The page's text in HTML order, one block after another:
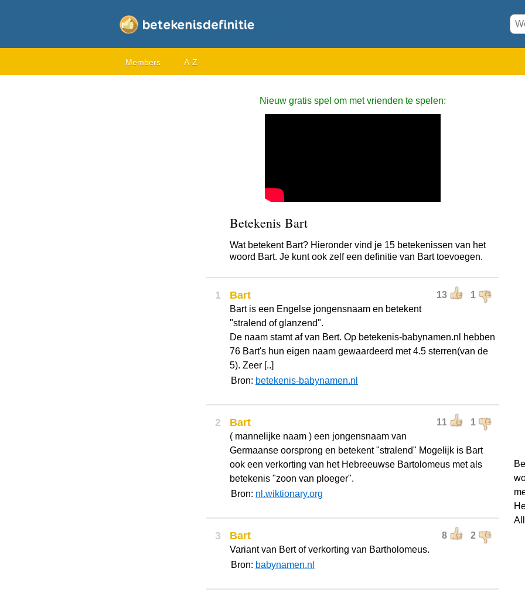
Members A-Z
Nieuw gratis spel om met vrienden te spelen:
Betekenis Bart
Wat betekent Bart? Hieronder vind je 15 betekenissen van het
woord Bart. Je kunt ook zelf een definitie van Bart toevoegen.
1 13 1
Bart
Bart is een Engelse jongensnaam en betekent
"stralend of glanzend".
De naam stamt af van Bert. Op betekenis-babynamen.nl hebben
76 Bart's hun eigen naam gewaardeerd met 4.5 sterren(van de
5). Zeer [..]
Bron: betekenis-babynamen.nl
2 11 1
Bart
( mannelijke naam ) een jongensnaam van
Germaanse oorsprong en betekent "stralend" Mogelijk is Bart
ook een verkorting van het Hebreeuwse Bartolomeus met als
betekenis "zoon van ploeger".
Bron: nl.wiktionary.org
3 8 2
Bart
Variant van Bert of verkorting van Bartholomeus.
Bron: babynamen.nl